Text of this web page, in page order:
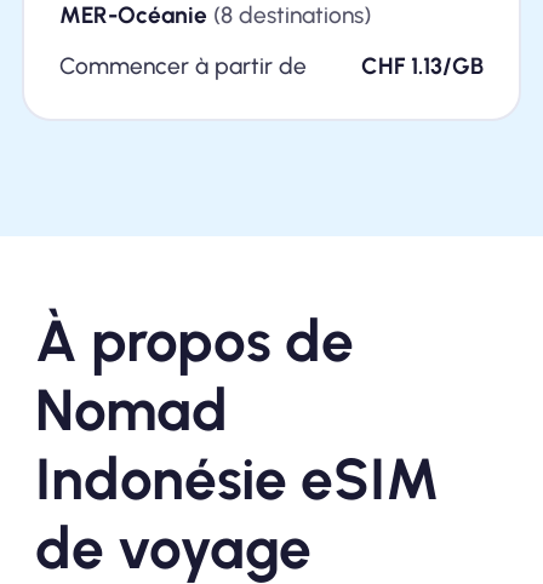
MER-Océanie (8 destinations)
Commencer à partir de
CHF 1.13/GB
À propos de
Nomad
Indonésie eSIM
de voyage